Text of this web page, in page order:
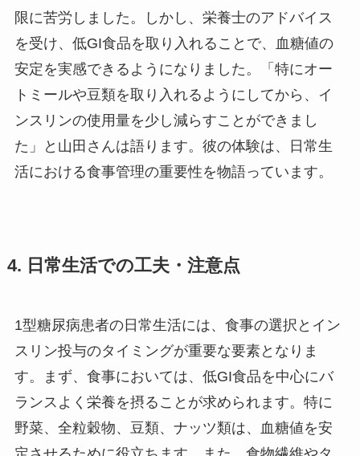
限に苦労しました。しかし、栄養士のアドバイス
を受け、低GI食品を取り入れることで、血糖値の
安定を実感できるようになりました。「特にオー
トミールや豆類を取り入れるようにしてから、イ
ンスリンの使用量を少し減らすことができまし
た」と山田さんは語ります。彼の体験は、日常生
活における食事管理の重要性を物語っています。
4. 日常生活での工夫・注意点
1型糖尿病患者の日常生活には、食事の選択とイン
スリン投与のタイミングが重要な要素となりま
す。まず、食事においては、低GI食品を中心にバ
ランスよく栄養を摂ることが求められます。特に
野菜、全粒穀物、豆類、ナッツ類は、血糖値を安